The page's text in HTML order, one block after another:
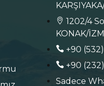
1202/4
KONAK/
+90
+90
Sadece